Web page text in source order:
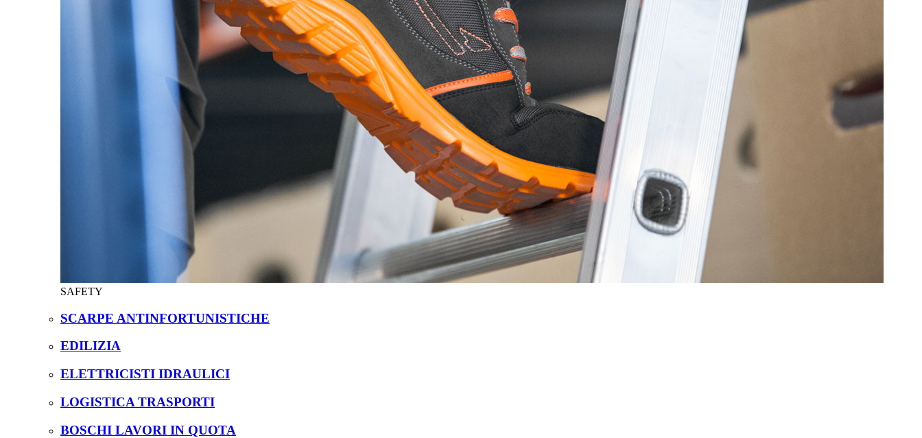
SAFETY
SCARPE ANTINFORTUNISTICHE
EDILIZIA
ELETTRICISTI IDRAULICI
LOGISTICA TRASPORTI
BOSCHI LAVORI IN QUOTA